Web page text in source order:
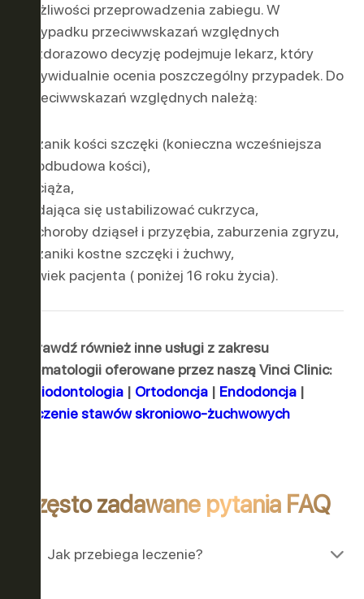
możliwości przeprowadzenia zabiegu. W
przypadku przeciwwskazań względnych
każdorazowo decyzję podejmuje lekarz, który
indywidualnie ocenia poszczególny przypadek. Do
przeciwwskazań względnych należą:
zanik kości szczęki (konieczna wcześniejsza
odbudowa kości),
ciąża,
dająca się ustabilizować cukrzyca,
choroby dziąseł i przyzębia, zaburzenia zgryzu,
zaniki kostne szczęki i żuchwy,
wiek pacjenta ( poniżej 16 roku życia).
Sprawdź również inne usługi z zakresu
stomatologii oferowane przez naszą Vinci Clinic:
Periodontologia | Ortodoncja | Endodoncja |
Leczenie stawów skroniowo-żuchwowych
Często zadawane pytania FAQ
Jak przebiega leczenie?